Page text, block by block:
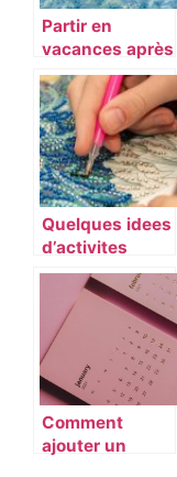
Partir en
vacances après
de longs mois
de travail
Quelques idees
d’activites
insolites a
realiser chez
soi
Comment
ajouter un